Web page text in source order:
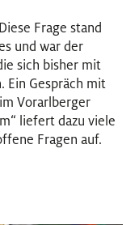
Frage stand
und war der
sich bisher mit
Ein Gespräch mit
Vorarlberger
liefert dazu viele
Fragen auf.